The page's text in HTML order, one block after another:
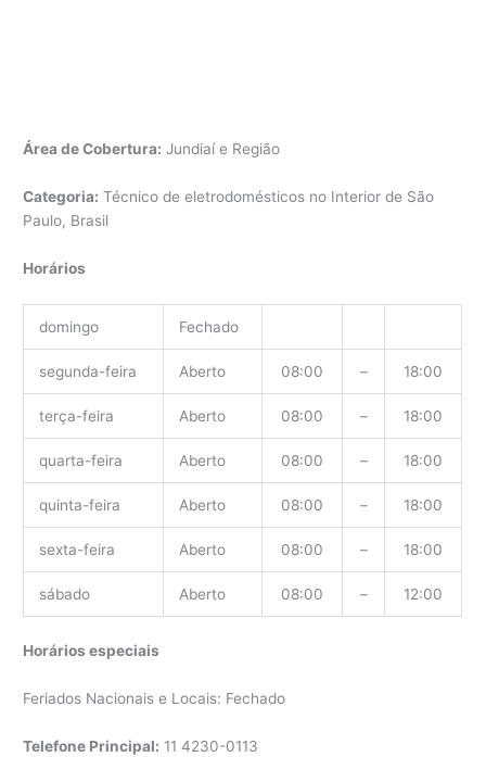
Área de Cobertura: Jundiaí e Região
Categoria: Técnico de eletrodomésticos no Interior de São
Paulo, Brasil
Horários
domingo Fechado
segunda-feira Aberto 08:00 – 18:00
terça-feira Aberto 08:00 – 18:00
quarta-feira Aberto 08:00 – 18:00
quinta-feira Aberto 08:00 – 18:00
sexta-feira Aberto 08:00 – 18:00
sábado Aberto 08:00 – 12:00
Horários especiais
Feriados Nacionais e Locais: Fechado
Telefone Principal: 114230-0113